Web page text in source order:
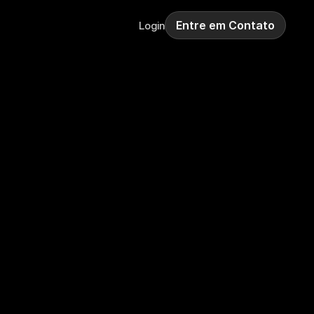
Login Entre em Contato